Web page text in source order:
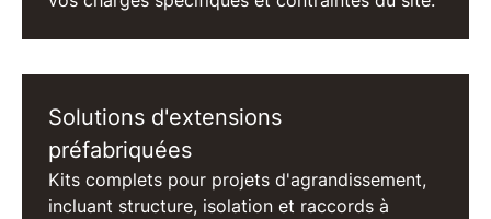
Solutions d'extensions
préfabriquées
Kits complets pour projets d'agrandissement,
incluant structure, isolation et raccords à